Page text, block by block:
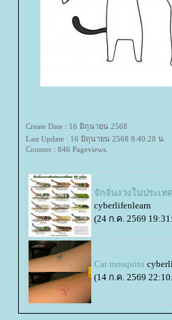
Create Date : 16 มิถุนายน 2568
Last Update : 16 มิถุนายน 2568 8:40:28 น.
Counter : 846 Pageviews.
จักจั่นงวงในประเ
cyberlifenlearn
(24 ก.ค. 2569
Cat mosquito
(14 ก.ค. 2569